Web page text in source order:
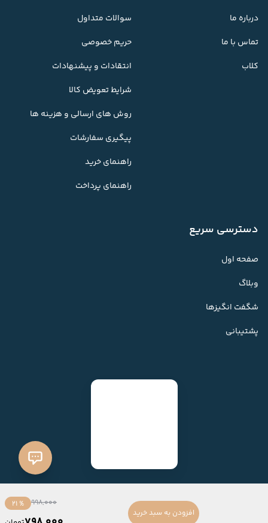
998,000
% 21
افزودن به سبد خرید
درباره ما
تماس با ما
کلاب
سوالات متداول
حریم خصوصی
انتقادات و پیشنهادات
شرایط تعویض کالا
روش های ارسالی و هزینه ها
پیگیری سفارشات
راهنمای خرید
راهنمای پرداخت
دسترسی سریع
صفحه اول
وبلاگ
شگفت انگیزها
پشتیبانی